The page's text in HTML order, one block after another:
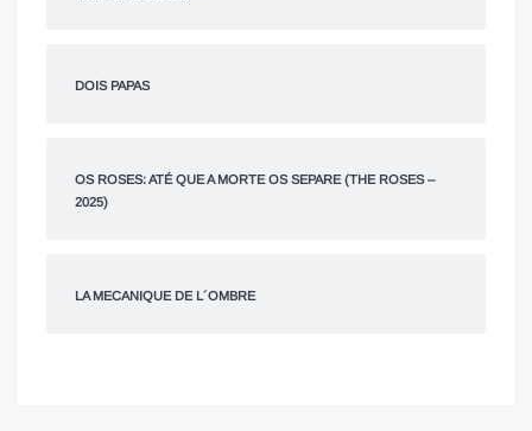
DOIS PAPAS
OS ROSES: ATÉ QUE A MORTE OS SEPARE (THE ROSES –
2025)
LA MECANIQUE DE L´OMBRE